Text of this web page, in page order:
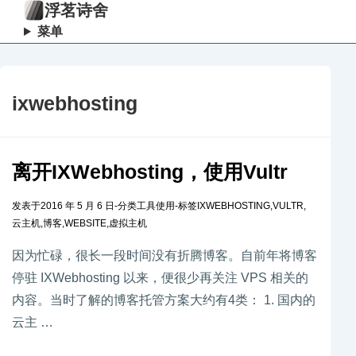
浮茗诗舍
菜单
ixwebhosting
离开IXWebhosting，使用Vultr
发表于2016 年 5 月 6 日 -分类工具使用-标签 IXWEBHOSTING,VULTR,
云主机,博客,WEBSITE,虚拟主机
因为忙碌，很长一段时间没有折腾博客。自前年将博客
停驻 IXWebhosting 以来，便很少再关注 VPS 相关的
内容。当时了解的博客托管方案大约有4类： 1. 国内的
云主 …